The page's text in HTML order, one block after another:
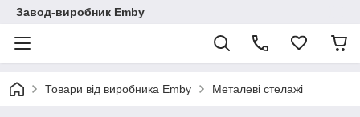
Завод-виробник Emby
Товари від виробника Emby Металеві стелажі